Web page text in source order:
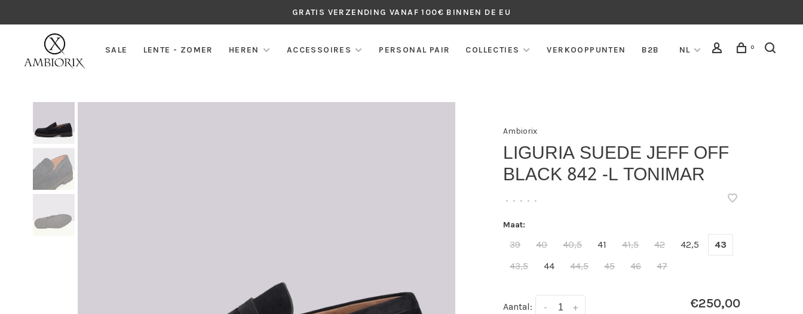
GRATIS VERZENDING VANAF 100€ BINNEN DE EU
SALE LENTE - ZOMER HEREN ACCESSOIRES PERSONAL PAIR COLLECTIES VERKOOPPUNTEN B2B NL 0
Ambiorix
LIGURIA SUEDE JEFF OFF
BLACK 842 -L TONIMAR
• • • • •
Maat:
39 40 40,5 41 41,5 42 42,5
43
43,5
44 44,5 45 46 47
Aantal: +
- €250,00